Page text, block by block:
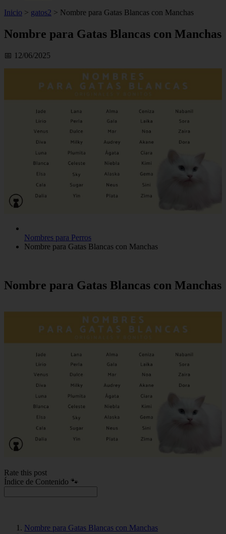
Inicio > gatos2 > Nombre para Gatas Blancas con Manchas
Nombre para Gatas Blancas con Manchas
📅 12/06/2025
Nombres para Perros
Nombre para Gatas Blancas con Manchas
Nombre para Gatas Blancas con Manchas
Rate this post
Índice de Contenido 🐾
Nombre para Gatas Blancas con Manchas